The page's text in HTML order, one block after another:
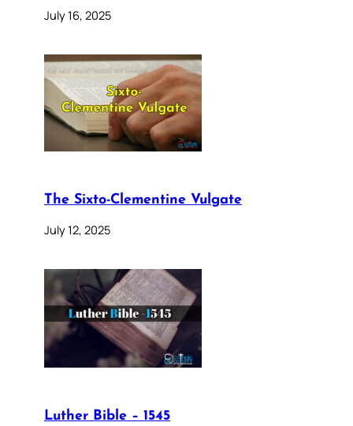
July 16, 2025
The Sixto-Clementine Vulgate
July 12, 2025
Luther Bible – 1545